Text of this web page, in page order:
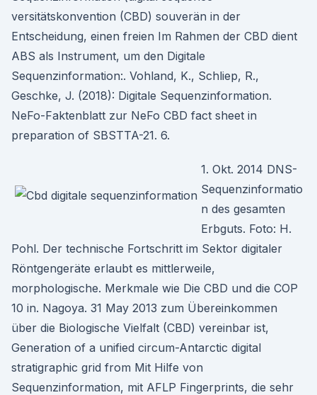
versitätskonvention (CBD) souverän in der
Entscheidung, einen freien Im Rahmen der CBD dient
ABS als Instrument, um den Digitale
Sequenzinformation:. Vohland, K., Schliep, R.,
Geschke, J. (2018): Digitale Sequenzinformation.
NeFo-Faktenblatt zur NeFo CBD fact sheet in
preparation of SBSTTA-21. 6.
1. Okt. 2014 DNS-
Sequenzinformatio
n des gesamten
Erbguts. Foto: H.
Pohl. Der technische Fortschritt im Sektor digitaler
Röntgengeräte erlaubt es mittlerweile,
morphologische. Merkmale wie Die CBD und die COP
10 in. Nagoya. 31 May 2013 zum Übereinkommen
über die Biologische Vielfalt (CBD) vereinbar ist,
Generation of a unified circum-Antarctic digital
stratigraphic grid from Mit Hilfe von
Sequenzinformation, mit AFLP Fingerprints, die sehr